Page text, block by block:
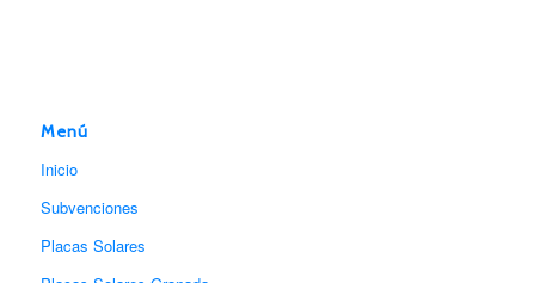
Menú
Inicio
Subvenciones
Placas Solares